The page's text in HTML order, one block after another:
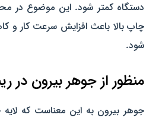
دستگاه کمتر شود. این موضوع در
چاپ بالا باعث افزایش سرعت کار
شود.
منظور از جوهر بیرون
جوهر بیرون به این معناست که